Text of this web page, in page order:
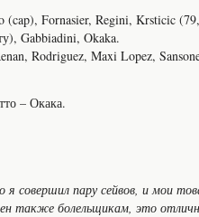
(cap), Fornasier, Regini, Krsticic
Gabbiadini, Okaka.
Rodriguez, Maxi Lopez,
– Окака.
совершил пару сейвов, и мои
также болельщикам, это